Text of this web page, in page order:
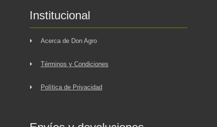
Institucional
Acerca de Don Agro
Términos y Condiciones
Política de Privacidad